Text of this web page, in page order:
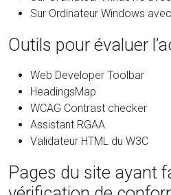
Sur Ordinateur Windows
Outils pour évaluer
Web Developer Toolbar
HeadingsMap
WCAG Contrast checker
Assistant RGAA
Validateur HTML du W3C
Pages du site ayant